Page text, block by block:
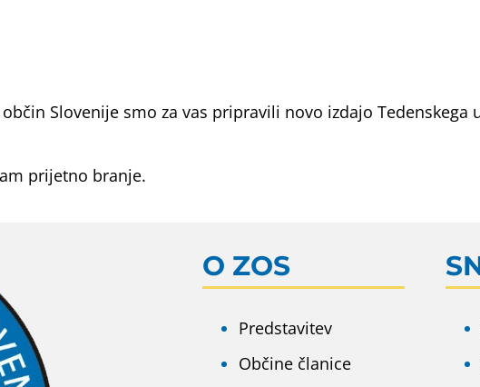
Slovenije smo za vas pripravili novo izdajo
prijetno branje.
O ZOS
Predstavitev
Občine članice